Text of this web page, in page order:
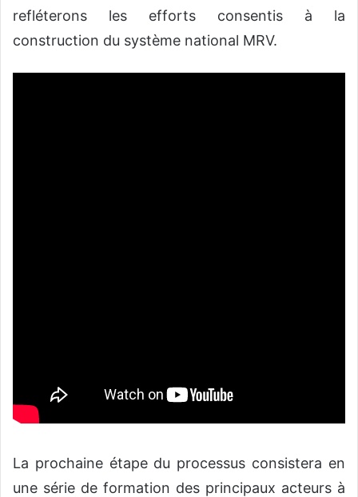
refléterons les efforts consentis à la
construction du système national MRV.
La prochaine étape du processus consistera en
une série de formation des principaux acteurs à